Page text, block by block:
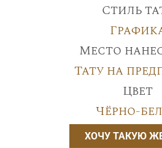
Стиль
Место
Тату на
Цвет
Чёрно-
ХОЧУ ТАКУЮ